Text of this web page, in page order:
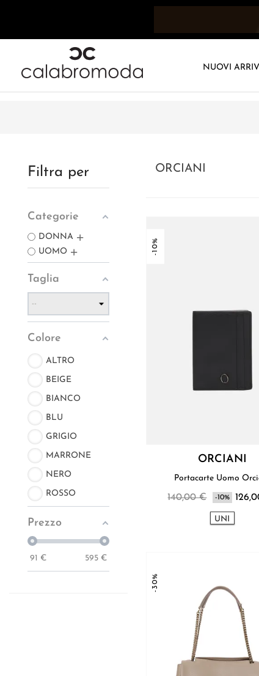
NUOVI ARRIVI
Filtra per
Categorie
DONNA
UOMO
Taglia
Colore
ALTRO
BEIGE
BIANCO
BLU
GRIGIO
MARRONE
NERO
ROSSO
Prezzo
91 € 595 €
ORCIANI
-10%
ORCIANI
Portacarte
140,00 € -10%
UNI
-30%